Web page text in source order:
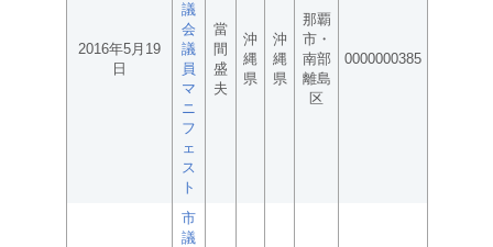
2016年5月19
日
議
会
議
員
マ
ニ
フ
ェ
ス
ト
當
間
盛
夫
沖
縄
県
沖
縄
県
那覇
市・
南部
離島
区
0000000385
市
議